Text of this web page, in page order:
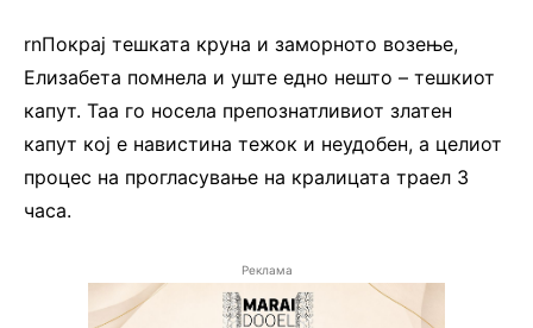
rnПокрај тешката круна и заморното возење,
Елизабета помнела и уште едно нешто – тешкиот
капут. Таа го носела препознатливиот златен
капут кој е навистина тежок и неудобен, а целиот
процес на прогласување на кралицата траел 3
часа.
Реклама